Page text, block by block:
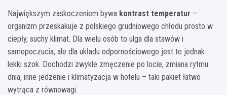
Największym zaskoczeniem bywa kontrast temperatur –
organizm przeskakuje z polskiego grudniowego chłodu prosto w
ciepły, suchy klimat. Dla wielu osób to ulga dla stawów i
samopoczucia, ale dla układu odpornościowego jest to jednak
lekki szok. Dochodzi zwykle zmęczenie po locie, zmiana rytmu
dnia, inne jedzenie i klimatyzacja w hotelu – taki pakiet łatwo
wytrąca z równowagi.